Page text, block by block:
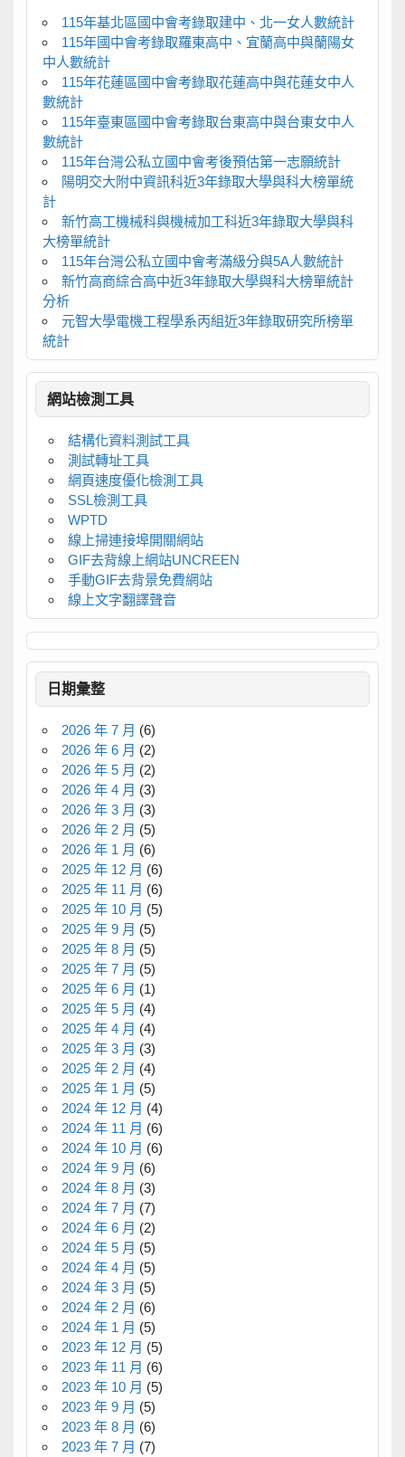
115年基北區國中會考錄取建中、北一女人數統計
115年國中會考錄取羅東高中、宜蘭高中與蘭陽女
中人數統計
115年花蓮區國中會考錄取花蓮高中與花蓮女中人
數統計
115年臺東區國中會考錄取台東高中與台東女中人
數統計
115年台灣公私立國中會考後預估第一志願統計
陽明交大附中資訊科近3年錄取大學與科大榜單統
計
新竹高工機械科與機械加工科近3年錄取大學與科
大榜單統計
115年台灣公私立國中會考滿級分與5A人數統計
新竹高商綜合高中近3年錄取大學與科大榜單統計
分析
元智大學電機工程學系丙組近3年錄取研究所榜單
統計
網站檢測工具
結構化資料測試工具
測試轉址工具
網頁速度優化檢測工具
SSL檢測工具
WPTD
線上掃連接埠開關網站
GIF去背線上網站UNCREEN
手動GIF去背景免費網站
線上文字翻譯聲音
日期彙整
2026 年 7 月 (6)
2026 年 6 月 (2)
2026 年 5 月 (2)
2026 年 4 月 (3)
2026 年 3 月 (3)
2026 年 2 月 (5)
2026 年 1 月 (6)
2025 年 12 月 (6)
2025 年 11 月 (6)
2025 年 10 月 (5)
2025 年 9 月 (5)
2025 年 8 月 (5)
2025 年 7 月 (5)
2025 年 6 月 (1)
2025 年 5 月 (4)
2025 年 4 月 (4)
2025 年 3 月 (3)
2025 年 2 月 (4)
2025 年 1 月 (5)
2024 年 12 月 (4)
2024 年 11 月 (6)
2024 年 10 月 (6)
2024 年 9 月 (6)
2024 年 8 月 (3)
2024 年 7 月 (7)
2024 年 6 月 (2)
2024 年 5 月 (5)
2024 年 4 月 (5)
2024 年 3 月 (5)
2024 年 2 月 (6)
2024 年 1 月 (5)
2023 年 12 月 (5)
2023 年 11 月 (6)
2023 年 10 月 (5)
2023 年 9 月 (5)
2023 年 8 月 (6)
2023 年 7 月 (7)